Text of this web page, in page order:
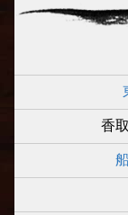
香